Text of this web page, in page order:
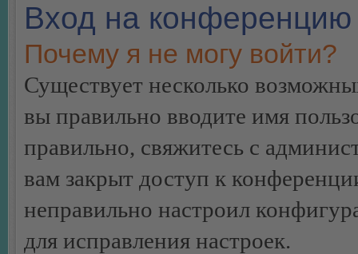
Вход на конференцию
Почему я не могу войти?
Существует несколько
вы правильно вводите имя
правильно, свяжитесь с
вам закрыт доступ к
неправильно настроил
для исправления настроек.